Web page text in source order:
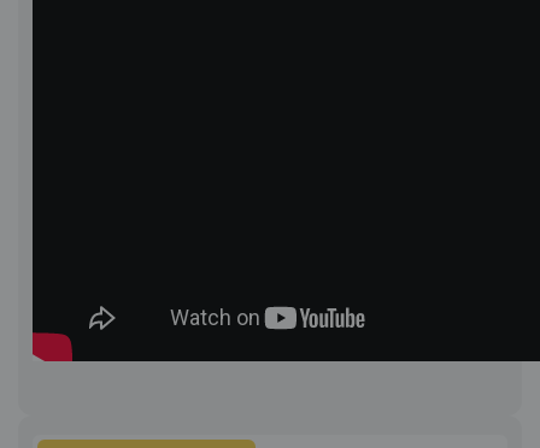
Першоджерело:https://smokstar.com.ua/kovpak-